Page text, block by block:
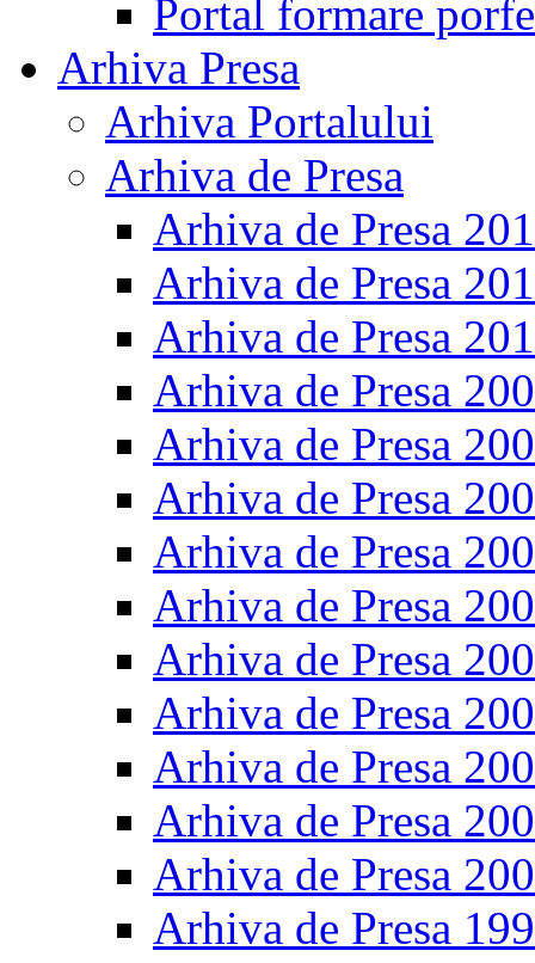
Portal formare
Arhiva Presa
Arhiva Portalului
Arhiva de Presa
Arhiva de Presa
Arhiva de Presa
Arhiva de Presa
Arhiva de Presa
Arhiva de Presa
Arhiva de Presa
Arhiva de Presa
Arhiva de Presa
Arhiva de Presa
Arhiva de Presa
Arhiva de Presa
Arhiva de Presa
Arhiva de Presa
Arhiva de Presa